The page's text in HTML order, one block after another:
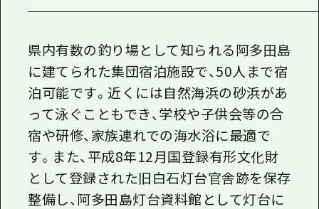
メディア掲載情報
フォトダウンロード
関連リンク
県内有数の釣り場として知られる阿多田島
に建てられた集団宿泊施設で、50人まで宿
泊可能です。近くには自然海浜の砂浜があ
って泳ぐこともでき、学校や子供会等の合
宿や研修、家族連れでの海水浴に最適で
す。また、平成8年12月国登録有形文化財
として登録された旧白石灯台官舎跡を保存
整備し、阿多田島灯台資料館として灯台に